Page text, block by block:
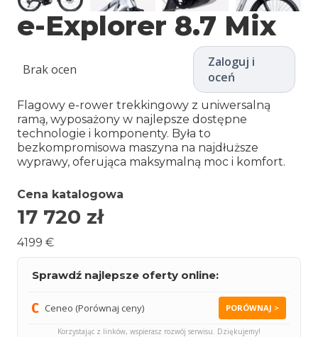
e-Explorer 8.7 Mix
Brak ocen
Zaloguj i
oceń
Flagowy e-rower trekkingowy z uniwersalną
ramą, wyposażony w najlepsze dostępne
technologie i komponenty. Była to
bezkompromisowa maszyna na najdłuższe
wyprawy, oferująca maksymalną moc i komfort.
Cena katalogowa
17 720 zł
4199 €
Sprawdź najlepsze oferty online:
Ceneo (Porównaj ceny) PORÓWNAJ >
Korzystając z linków, wspierasz rozwój serwisu. Dziękujemy!